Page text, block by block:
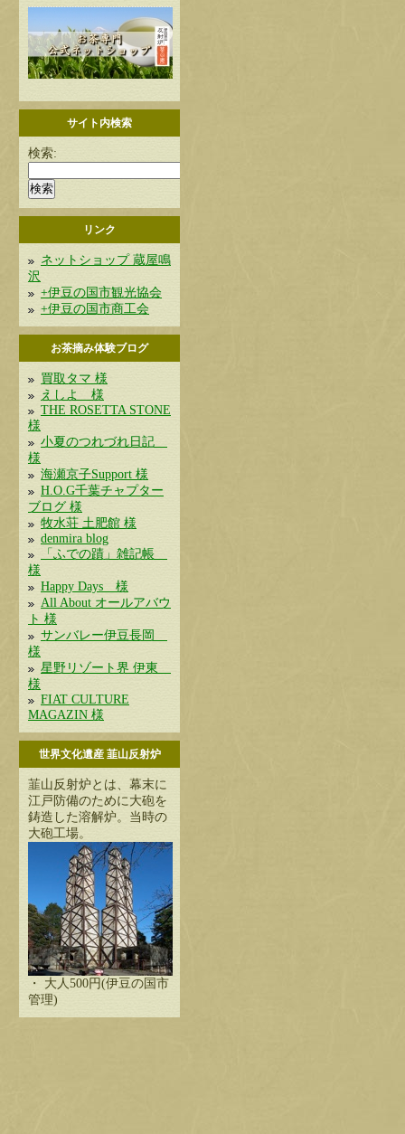
サイト内検索
検索:
リンク
ネットショップ 蔵屋鳴
沢
+伊豆の国市観光協会
+伊豆の国市商工会
お茶摘み体験ブログ
買取タマ 様
えしよ 様
THE ROSETTA STONE
様
小夏のつれづれ日記
様
海瀬京子Support 様
H.O.G千葉チャプター
ブログ 様
牧水荘 土肥館 様
denmira blog
「ふでの蹟」雑記帳
様
Happy Days 様
All About オールアバウ
ト 様
サンバレー伊豆長岡
様
星野リゾート界 伊東
様
FIAT CULTURE
MAGAZIN 様
世界文化遺産 韮山反射炉
韮山反射炉とは、幕末に
江戸防備のために大砲を
鋳造した溶解炉。当時の
大砲工場。
・ 大人500円(伊豆の国市
管理)